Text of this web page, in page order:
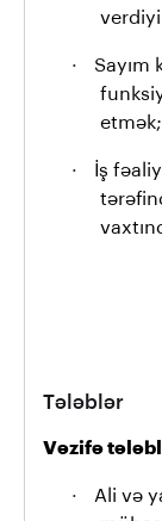
·
Sayım
etmək;
·
İş
Tələblər
Vəzifə
·
Ali və